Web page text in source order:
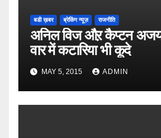
बडी ख़बर ब्रेकिंग न्यूज़ राजनीति
अनिल विज औऱ कैप्टन अजय
वार में कटारिया भी कूदे
MAY 5, 2015 ADMIN